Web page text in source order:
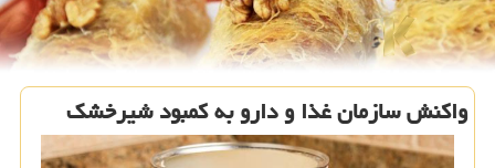
واکنش سازمان غذا و دارو به کمبود شیرخشک